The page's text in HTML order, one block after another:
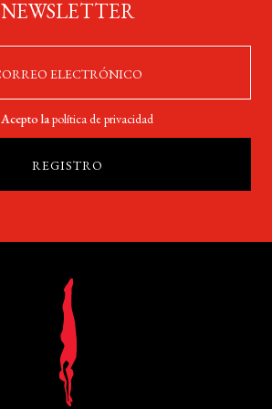
NEWSLETTER
Acepto lapolítica de privacidad